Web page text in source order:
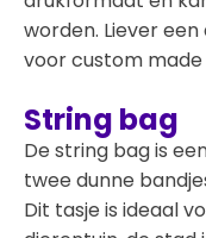
worden. Liever
voor custom
String bag
De string bag is
twee dunne
Dit tasje is ideaal